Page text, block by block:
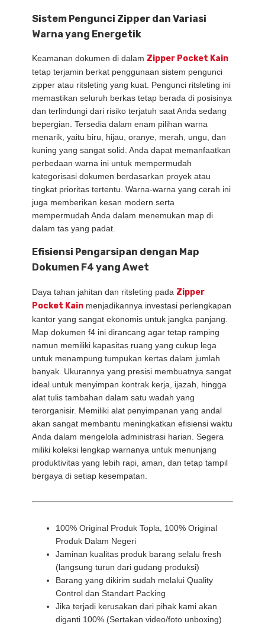
Sistem Pengunci Zipper dan Variasi
Warna yang Energetik
Keamanan dokumen di dalam Zipper Pocket Kain
tetap terjamin berkat penggunaan sistem pengunci
zipper atau ritsleting yang kuat. Pengunci ritsleting ini
memastikan seluruh berkas tetap berada di posisinya
dan terlindungi dari risiko terjatuh saat Anda sedang
bepergian. Tersedia dalam enam pilihan warna
menarik, yaitu biru, hijau, oranye, merah, ungu, dan
kuning yang sangat solid. Anda dapat memanfaatkan
perbedaan warna ini untuk mempermudah
kategorisasi dokumen berdasarkan proyek atau
tingkat prioritas tertentu. Warna-warna yang cerah ini
juga memberikan kesan modern serta
mempermudah Anda dalam menemukan map di
dalam tas yang padat.
Efisiensi Pengarsipan dengan Map
Dokumen F4 yang Awet
Daya tahan jahitan dan ritsleting pada Zipper
Pocket Kain menjadikannya investasi perlengkapan
kantor yang sangat ekonomis untuk jangka panjang.
Map dokumen f4 ini dirancang agar tetap ramping
namun memiliki kapasitas ruang yang cukup lega
untuk menampung tumpukan kertas dalam jumlah
banyak. Ukurannya yang presisi membuatnya sangat
ideal untuk menyimpan kontrak kerja,
ijazah,
hingga
alat tulis tambahan dalam satu wadah yang
terorganisir. Memiliki alat penyimpanan yang andal
akan sangat membantu meningkatkan efisiensi waktu
Anda dalam mengelola administrasi harian. Segera
miliki koleksi lengkap warnanya untuk menunjang
produktivitas yang lebih rapi, aman, dan tetap tampil
bergaya di setiap kesempatan.
100% Original Produk Topla, 100% Original
Produk Dalam Negeri
Jaminan kualitas produk barang selalu fresh
(langsung turun dari gudang produksi)
Barang yang dikirim sudah melalui Quality
Control dan Standart Packing
Jika terjadi kerusakan dari pihak kami akan
diganti 100% (Sertakan video/foto unboxing)